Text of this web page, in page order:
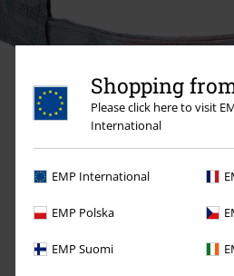
Shopping
Please click here to visit
International
EMP International
EMP Polska
EMP Suomi